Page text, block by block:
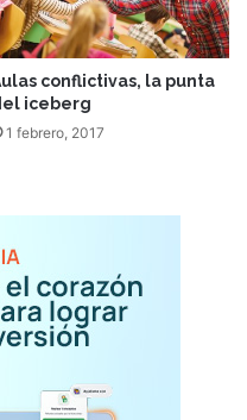
conflictivas, la punta
iceberg
1 febrero, 2017